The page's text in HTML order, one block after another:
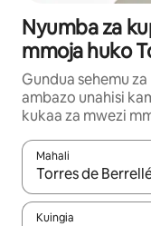
Nyumba za
mmoja huko
Gundua sehemu
ambazo unahisi
kukaa za mwezi
Mahali
Wakati matokeo
Kuingia